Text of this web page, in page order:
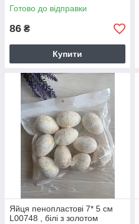
Готово до відправки
86 ₴
Купити
Яйця пенопластові 7* 5 см
L00748 , білі з золотом